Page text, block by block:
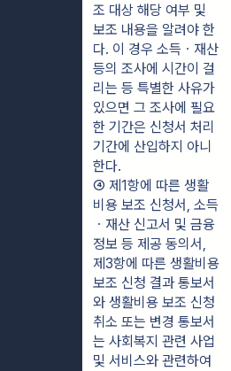
조 대상 해당 여부 및
보조 내용을 알려야 한
다. 이 경우 소득ㆍ재산
등의 조사에 시간이 걸
리는 등 특별한 사유가
있으면 그 조사에 필요
한 기간은 신청서 처리
기간에 산입하지 아니
한다.
④ 제1항에 따른 생활
비용 보조 신청서, 소득
ㆍ재산 신고서 및 금융
정보 등 제공 동의서,
제3항에 따른 생활비용
보조 신청 결과 통보서
와 생활비용 보조 신청
취소 또는 변경 통보서
는 사회복지 관련 사업
및 서비스와 관련하여